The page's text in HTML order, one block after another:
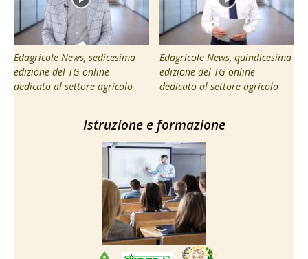
Edagricole News, sedicesima
edizione del TG online
dedicato al settore agricolo
Edagricole News, quindicesima
edizione del TG online
dedicato al settore agricolo
Istruzione e formazione